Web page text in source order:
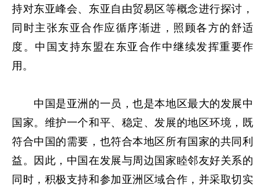
持对东亚峰会、东亚自由贸易区等概念进行探讨，
同时主张东亚合作应循序渐进，照顾各方的舒适
度。中国支持东盟在东亚合作中继续发挥重要作
用。
中国是亚洲的一员，也是本地区最大的发展中
国家。维护一个和平、稳定、发展的地区环境，既
符合中国的需要，也符合本地区所有国家的共同利
益。因此，中国在发展与周边国家睦邻友好关系的
同时，积极支持和参加亚洲区域合作，并采取切实